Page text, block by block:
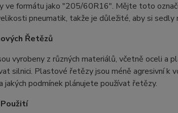
ve formátu jako "205/60R16". Mějte toto
pneumatik, takže je důležité, aby si sedly
Řetězů
vyrobeny z různých materiálů, včetně oceli a
silnici. Plastové řetězy jsou méně agresivní k
jakých podmínek plánujete používat řetězy.